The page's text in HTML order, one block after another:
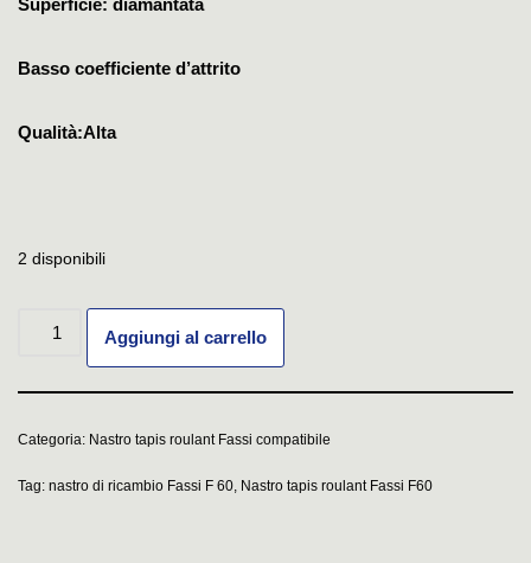
Superficie: diamantata
Basso coefficiente d’attrito
Qualità:Alta
2 disponibili
Aggiungi al carrello
Categoria: Nastro tapis roulant Fassi compatibile
Tag: nastro di ricambio Fassi F 60, Nastro tapis roulant Fassi F60